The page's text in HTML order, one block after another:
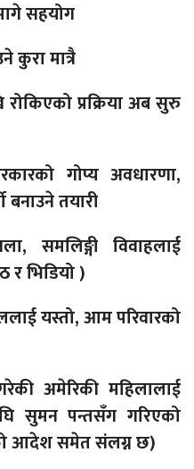
सहयोग
कुरा मात्रै
रोकिएको प्रक्रिया अब सुरु
गोप्य अवधारणा,
तयारी
समलिङ्गी विवाहलाई
र भिडियो )
यस्तो, आम परिवारको
अमेरिकी महिलालाई
सुमन पन्तसँग गरिएको
आदेश समेत संलग्न छ)